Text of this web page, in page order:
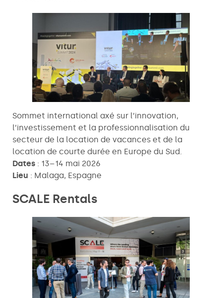
Sommet international axé sur l’innovation,
l’investissement et la professionnalisation du
secteur de la location de vacances et de la
location de courte durée en Europe du Sud.
Dates : 13–14 mai 2026
Lieu : Malaga, Espagne
SCALE Rentals